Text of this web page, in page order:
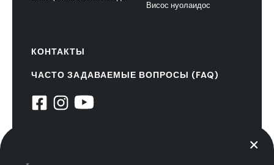
Висос нуолаидос
КОНТАКТЫ
ЧАСТО ЗАДАВАЕМЫЕ ВОПРОСЫ (FAQ)